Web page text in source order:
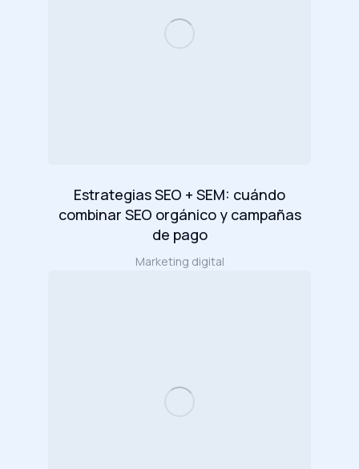
Estrategias SEO + SEM: cuándo
combinar SEO orgánico y campañas
de pago
Marketing digital